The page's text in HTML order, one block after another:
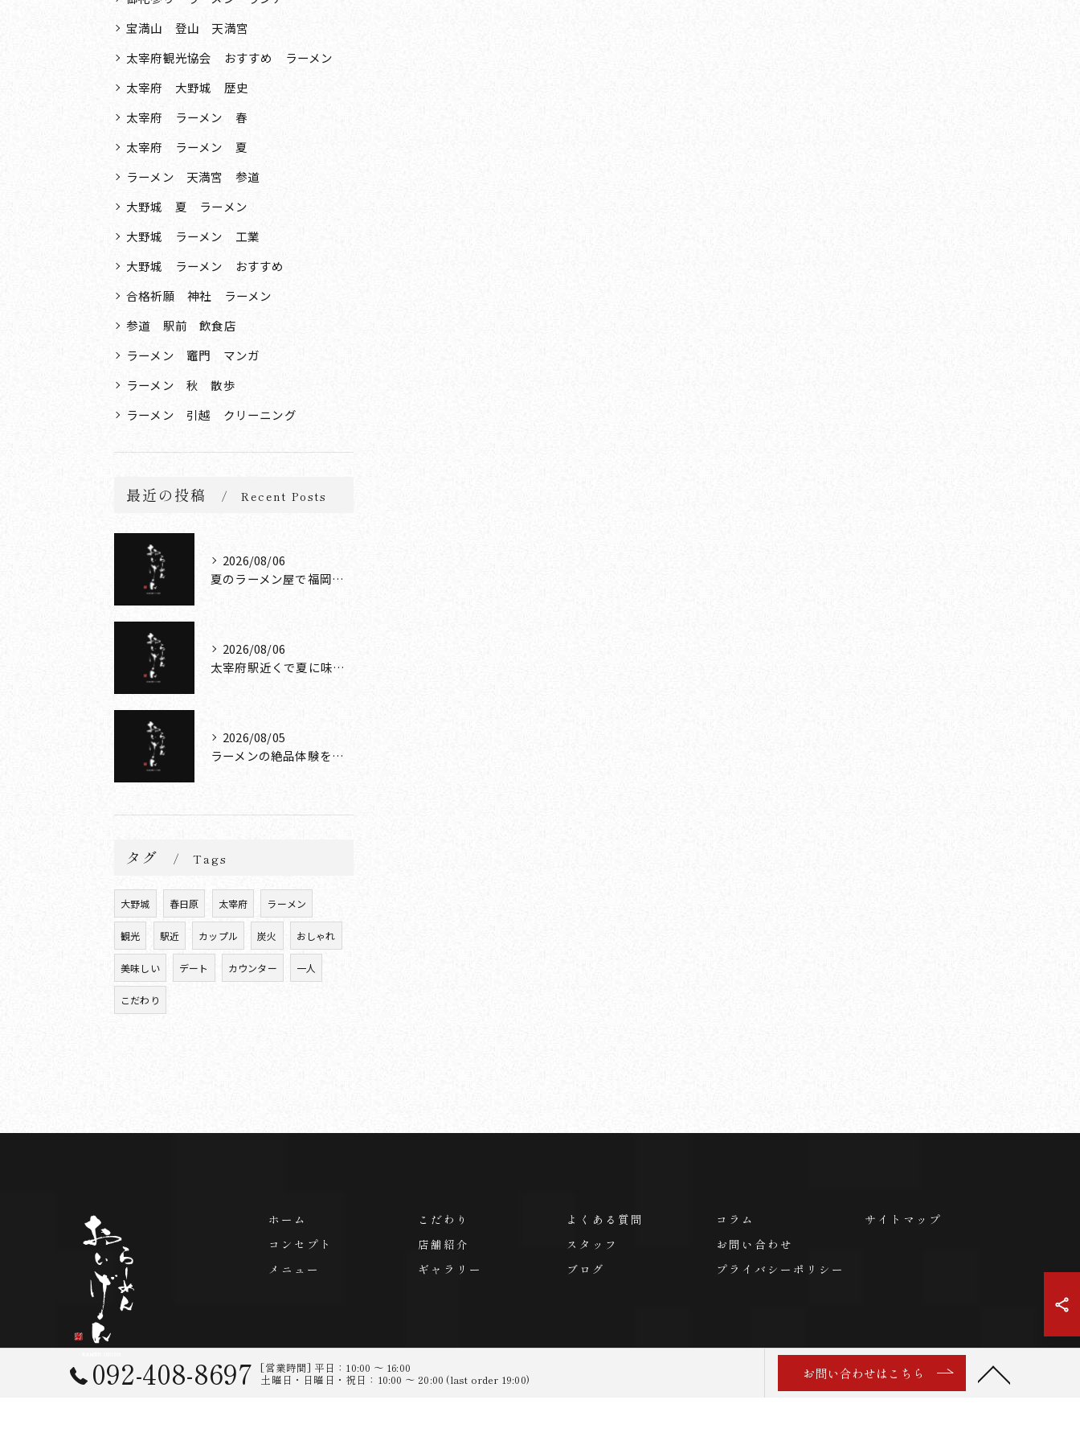
宝満山 登山 天満宮
太宰府観光協会 おすすめ ラーメン
太宰府 大野城 歴史
太宰府 ラーメン 春
太宰府 ラーメン 夏
ラーメン 天満宮 参道
大野城 夏 ラーメン
大野城 ラーメン 工業
大野城 ラーメン おすすめ
合格祈願 神社 ラーメン
参道 駅前 飲食店
ラーメン 竈門 マンガ
ラーメン 秋 散歩
ラーメン 引越 クリーニング
最近の投稿 Recent Posts
2026/08/06
夏のラーメン屋で福岡県大野城市のさっぱり系や話題性を楽しむ選び方ガイド
2026/08/06
太宰府駅近くで夏に味わう太宰府ラーメンと特製スープ徹底ガイド
2026/08/05
ラーメンの絶品体験を太宰府駅から天満宮参道で堪能する方法
タグ Tags
大野城 春日原 太宰府 ラーメン
観光 駅近 カップル 炭火 おしゃれ
美味しい デート カウンター 一人
こだわり
092-408-8697 [営業時間] 平日：10:00 ～ 16:00
土曜日・日曜日・祝日：10:00 ～ 20:00 (last order 19:00) お問い合わせはこちら
ホーム
コンセプト
メニュー
こだわり
店舗紹介
ギャラリー
よくある質問
スタッフ
ブログ
コラム
お問い合わせ
プライバシーポリシー
サイトマップ
© 2026 私はラーメンが好きだ｜ラーメンおいげん｜太宰府・大野城 ALL RIGHTS RESERVED.